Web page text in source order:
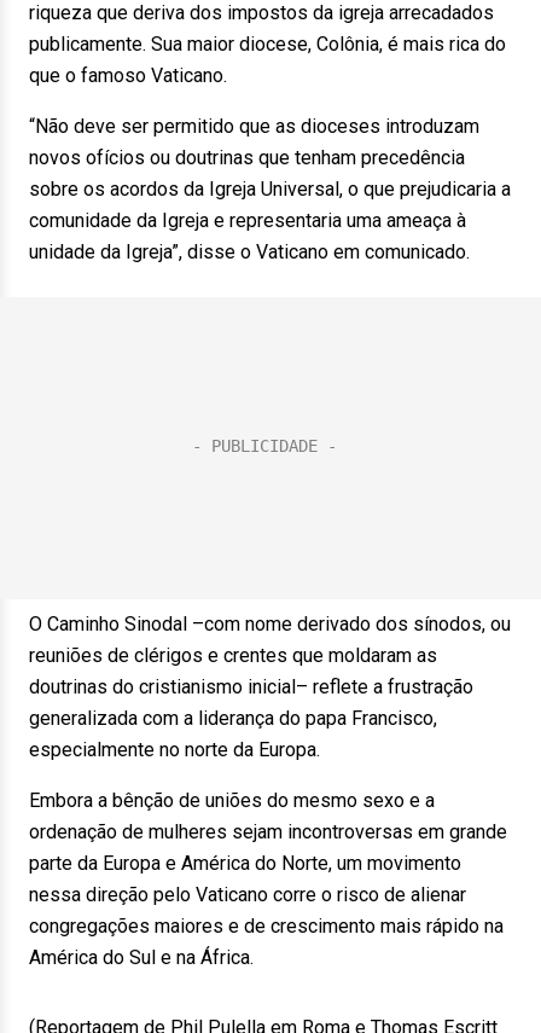
riqueza que deriva dos impostos da igreja arrecadados
publicamente. Sua maior diocese, Colônia, é mais rica do
que o famoso Vaticano.
“Não deve ser permitido que as dioceses introduzam
novos ofícios ou doutrinas que tenham precedência
sobre os acordos da Igreja Universal, o que prejudicaria a
comunidade da Igreja e representaria uma ameaça à
unidade da Igreja”, disse o Vaticano em comunicado.
O Caminho Sinodal –com nome derivado dos sínodos, ou
reuniões de clérigos e crentes que moldaram as
doutrinas do cristianismo inicial– reflete a frustração
generalizada com a liderança do papa Francisco,
especialmente no norte da Europa.
Embora a bênção de uniões do mesmo sexo e a
ordenação de mulheres sejam incontroversas em grande
parte da Europa e América do Norte, um movimento
nessa direção pelo Vaticano corre o risco de alienar
congregações maiores e de crescimento mais rápido na
América do Sul e na África.
(Reportagem de Phil Pulella em Roma e Thomas Escritt